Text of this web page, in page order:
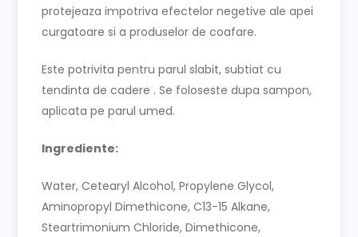
protejeaza impotriva efectelor negetive ale apei
curgatoare si a produselor de coafare.
Este potrivita pentru parul slabit, subtiat cu
tendinta de cadere . Se foloseste dupa sampon,
aplicata pe parul umed.
Ingrediente:
Water, Cetearyl Alcohol, Propylene Glycol,
Aminopropyl Dimethicone, C13-15 Alkane,
Steartrimonium Chloride, Dimethicone,